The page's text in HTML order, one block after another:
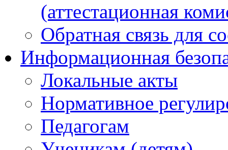
(аттестационная
Обратная связь для
Информационная
Локальные акты
Нормативное
Педагогам